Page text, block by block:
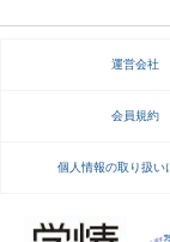
運営会社
会員規約
個人情報の取り扱い